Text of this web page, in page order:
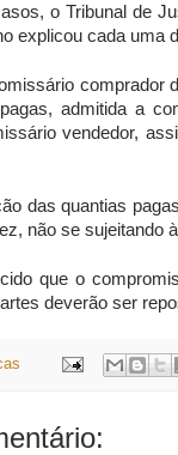
o Tribunal de
explicou cada uma
comprador
admitida a
vendedor,
das quantias
não se sujeitando
que o
deverão ser